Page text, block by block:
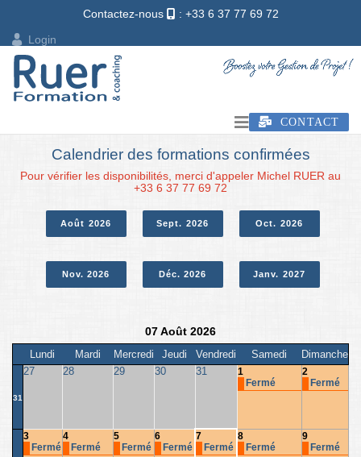
Contactez-nous
: +33 6 37 77 69 72
Login
CONTACT
Calendrier des formations confirmées
Pour vérifier les disponibilités, merci d'appeler Michel RUER au
+33 6 37 77 69 72
Août 2026 Sept. 2026 Oct. 2026
Nov. 2026 Déc. 2026 Janv. 2027
07 Août 2026
Lundi Mardi Mercredi Jeudi Vendredi Samedi Dimanche
31
27 28 29 30 31
1
Fermé
2
Fermé
3
Fermé
4
Fermé
5
Fermé
6
Fermé
7
Fermé
8
Fermé
9
Fermé